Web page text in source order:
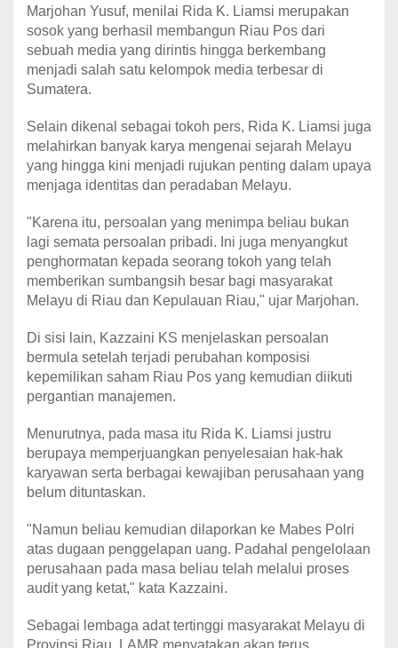
Marjohan Yusuf, menilai Rida K. Liamsi merupakan
sosok yang berhasil membangun Riau Pos dari
sebuah media yang dirintis hingga berkembang
menjadi salah satu kelompok media terbesar di
Sumatera.
Selain dikenal sebagai tokoh pers, Rida K. Liamsi juga
melahirkan banyak karya mengenai sejarah Melayu
yang hingga kini menjadi rujukan penting dalam upaya
menjaga identitas dan peradaban Melayu.
"Karena itu, persoalan yang menimpa beliau bukan
lagi semata persoalan pribadi. Ini juga menyangkut
penghormatan kepada seorang tokoh yang telah
memberikan sumbangsih besar bagi masyarakat
Melayu di Riau dan Kepulauan Riau," ujar Marjohan.
Di sisi lain, Kazzaini KS menjelaskan persoalan
bermula setelah terjadi perubahan komposisi
kepemilikan saham Riau Pos yang kemudian diikuti
pergantian manajemen.
Menurutnya, pada masa itu Rida K. Liamsi justru
berupaya memperjuangkan penyelesaian hak-hak
karyawan serta berbagai kewajiban perusahaan yang
belum dituntaskan.
"Namun beliau kemudian dilaporkan ke Mabes Polri
atas dugaan penggelapan uang. Padahal pengelolaan
perusahaan pada masa beliau telah melalui proses
audit yang ketat," kata Kazzaini.
Sebagai lembaga adat tertinggi masyarakat Melayu di
Provinsi Riau, LAMR menyatakan akan terus